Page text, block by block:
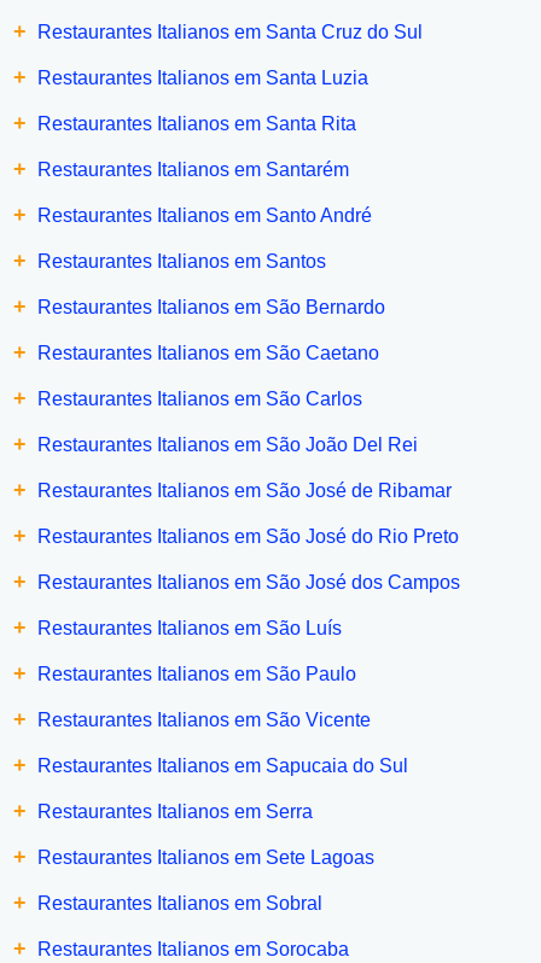
+ Restaurantes Italianos em Santa Cruz do Sul
+ Restaurantes Italianos em Santa Luzia
+ Restaurantes Italianos em Santa Rita
+ Restaurantes Italianos em Santarém
+ Restaurantes Italianos em Santo André
+ Restaurantes Italianos em Santos
+ Restaurantes Italianos em São Bernardo
+ Restaurantes Italianos em São Caetano
+ Restaurantes Italianos em São Carlos
+ Restaurantes Italianos em São João Del Rei
+ Restaurantes Italianos em São José de Ribamar
+ Restaurantes Italianos em São José do Rio Preto
+ Restaurantes Italianos em São José dos Campos
+ Restaurantes Italianos em São Luís
+ Restaurantes Italianos em São Paulo
+ Restaurantes Italianos em São Vicente
+ Restaurantes Italianos em Sapucaia do Sul
+ Restaurantes Italianos em Serra
+ Restaurantes Italianos em Sete Lagoas
+ Restaurantes Italianos em Sobral
+ Restaurantes Italianos em Sorocaba